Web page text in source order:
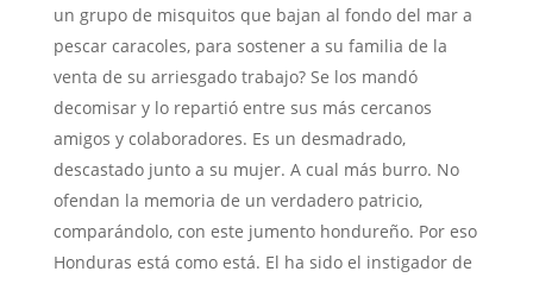
un grupo de misquitos que bajan al fondo del mar a
pescar caracoles, para sostener a su familia de la
venta de su arriesgado trabajo? Se los mandó
decomisar y lo repartió entre sus más cercanos
amigos y colaboradores. Es un desmadrado,
descastado junto a su mujer. A cual más burro. No
ofendan la memoria de un verdadero patricio,
comparándolo, con este jumento hondureño. Por eso
Honduras está como está. El ha sido el instigador de